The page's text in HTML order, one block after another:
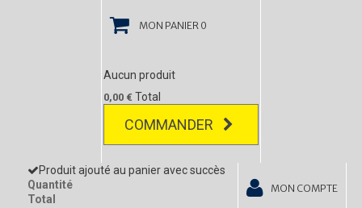
MON PANIER 0
Aucun produit
0,00 € Total
COMMANDER
Produit ajouté au panier avec succès
Quantité
Total
MON COMPTE